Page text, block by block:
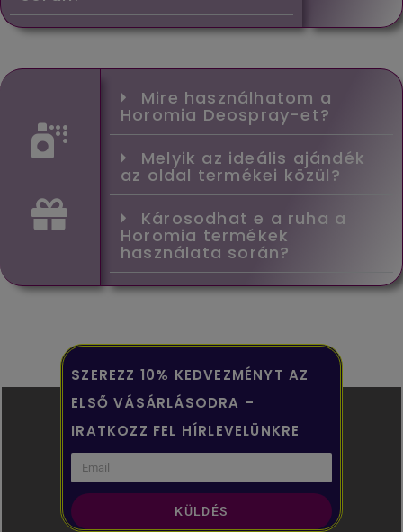
Mire használhatom a
Horomia Deospray-et?
Melyik az ideális ajándék
az oldal termékei közül?
Károsodhat e a ruha a
Horomia termékek
használata során?
SZEREZZ 10% KEDVEZMÉNYT AZ
ELSŐ VÁSÁRLÁSODRA –
IRATKOZZ FEL HÍRLEVELÜNKRE
KÜLDÉS